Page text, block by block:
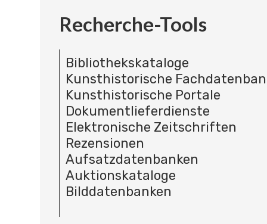
Recherche-Tools
Bibliothekskataloge
Kunsthistorische
Kunsthistorische Portale
Dokumentlieferdienste
Elektronische Zeitschriften
Rezensionen
Aufsatzdatenbanken
Auktionskataloge
Bilddatenbanken